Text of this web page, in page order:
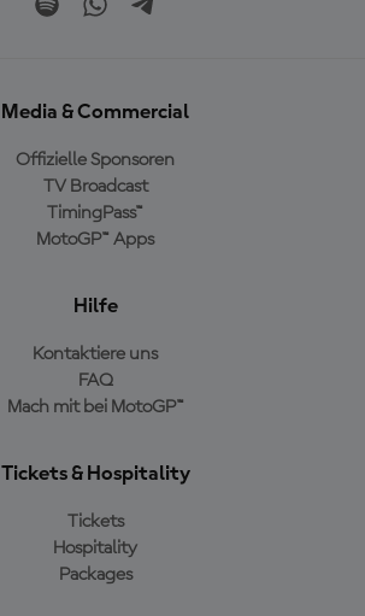
Media & Commercial
Offizielle Sponsoren
TV Broadcast
TimingPass™
MotoGP™ Apps
Hilfe
Kontaktiere uns
FAQ
Mach mit bei MotoGP™
Tickets & Hospitality
Tickets
Hospitality
Packages